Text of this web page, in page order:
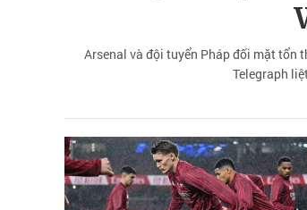
Arsenal và đội tuyển Pháp đối mặt
Telegraph